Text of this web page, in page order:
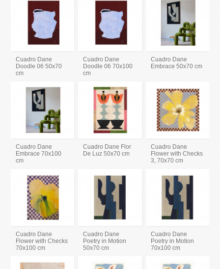
Cuadro Dane
Doodle 06 50x70
cm
Cuadro Dane
Doodle 06 70x100
cm
Cuadro Dane
Embrace 50x70 cm
Cuadro Dane
Embrace 70x100
cm
Cuadro Dane Flor
De Luz 50x70 cm
Cuadro Dane
Flower with Checks
3, 70x70 cm
Cuadro Dane
Flower with Checks
70x100 cm
Cuadro Dane
Poetry in Motion
50x70 cm
Cuadro Dane
Poetry in Motion
70x100 cm